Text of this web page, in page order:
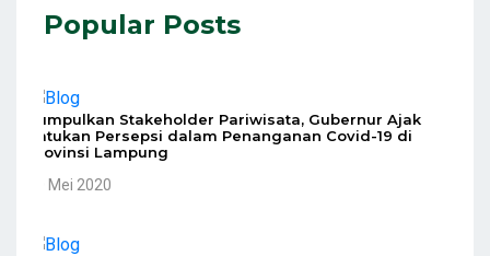
Popular Posts
Kumpulkan Stakeholder Pariwisata, Gubernur Ajak
Satukan Persepsi dalam Penanganan Covid-19 di
Provinsi Lampung
10 Mei 2020